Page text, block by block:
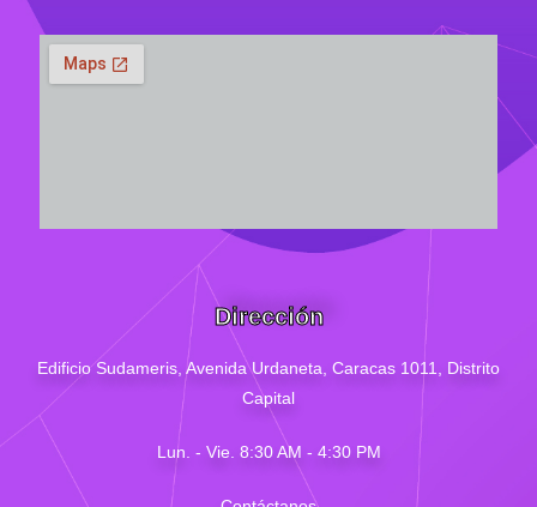
Dirección
Edificio Sudameris, Avenida Urdaneta, Caracas 1011, Distrito
Capital
Lun. - Vie. 8:30 AM - 4:30 PM